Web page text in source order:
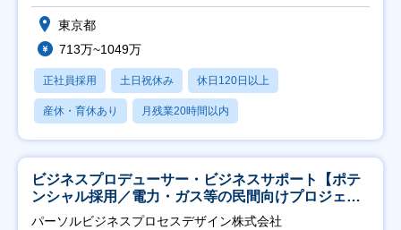
東京都
713万~1049万
正社員採用 土日祝休み 休日120日以上
産休・育休あり 月残業20時間以内
ビジネスプロデューサー・ビジネスサポート【ポテ
ンシャル採用／電力・ガス等の民間向けプロジェク
ト推進】
パーソルビジネスプロセスデザイン株式会社